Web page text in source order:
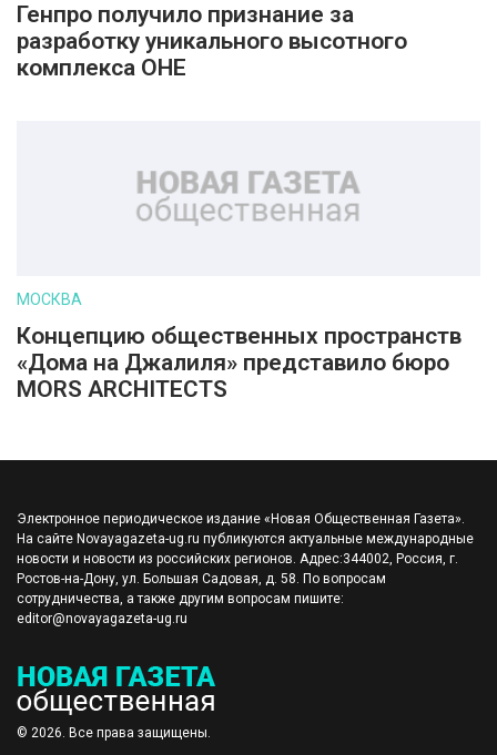
Генпро получило признание за
разработку уникального высотного
комплекса ОНЕ
МОСКВА
Концепцию общественных пространств
«Дома на Джалиля» представило бюро
MORS ARCHITECTS
Электронное периодическое издание «Новая Общественная Газета».
На сайте Novayagazeta-ug.ru публикуются актуальные международные
новости и новости из российских регионов. Адрес:344002, Россия, г.
Ростов-на-Дону, ул. Большая Садовая, д. 58. По вопросам
сотрудничества, а также другим вопросам пишите:
editor@novayagazeta-ug.ru
© 2026. Все права защищены.